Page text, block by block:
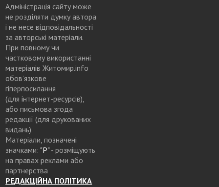
Адміністрація сайту може
не розділяти думку автора
і не несе відповідальності
за авторські матеріали.
При повному чи
частковому використанні
матеріалів Житомир.info
обов’язкове
гіперпосилання
(для інтернет-ресурсів),
або письмова згода
редакції (для друкованих
видань)
Матеріали, позначені
значками: "Р"- розміщують
на правах реклами або
партнерства
РЕДАКЦІЙНА ПОЛІТИКА